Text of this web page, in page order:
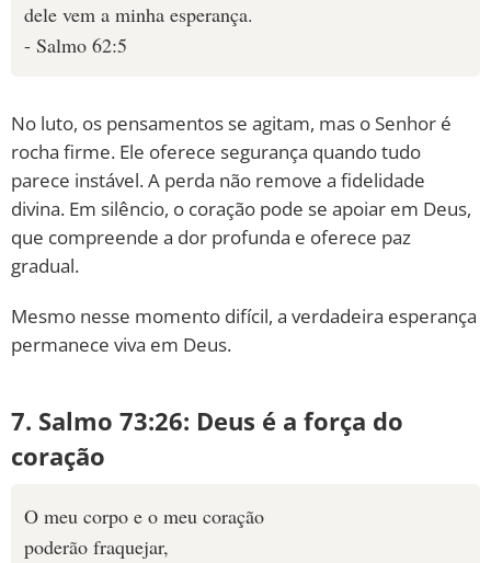
dele vem a minha esperança.
- Salmo 62:5
No luto, os pensamentos se agitam, mas o Senhor é
rocha firme. Ele oferece segurança quando tudo
parece instável. A perda não remove a fidelidade
divina. Em silêncio, o coração pode se apoiar em Deus,
que compreende a dor profunda e oferece paz
gradual.
Mesmo nesse momento difícil, a verdadeira esperança
permanece viva em Deus.
7. Salmo 73:26: Deus é a força do
coração
O meu corpo e o meu coração
poderão fraquejar,